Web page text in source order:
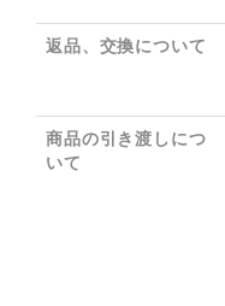
返品、交換について
商品の引き渡しにつ
いて